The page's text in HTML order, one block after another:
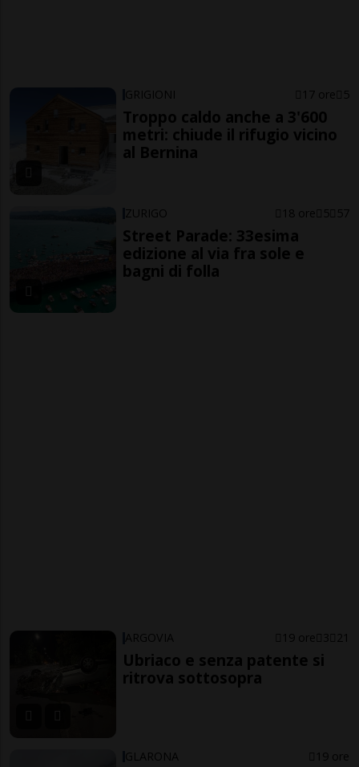
GRIGIONI 17 ore 5
Troppo caldo anche a 3'600
metri: chiude il rifugio vicino
al Bernina
ZURIGO 18 ore 5 57
Street Parade: 33esima
edizione al via fra sole e
bagni di folla
ARGOVIA 19 ore 3 21
Ubriaco e senza patente si
ritrova sottosopra
GLARONA 19 ore